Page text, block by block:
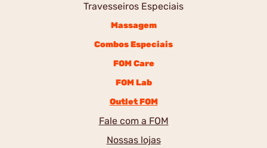
Travesseiros Especiais
Massagem
Combos Especiais
FOM Care
FOM Lab
Outlet FOM
Fale com a FOM
Nossas lojas